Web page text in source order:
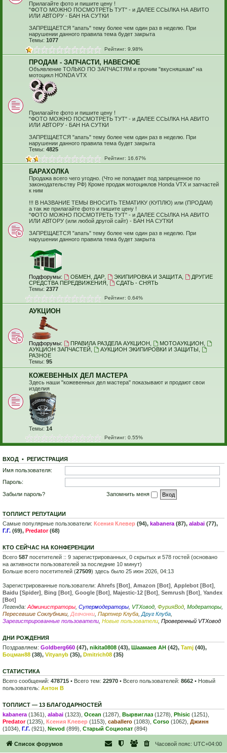
Прилагайте фото и пишите цену !
"ФОТО МОЖНО ПОСМОТРЕТЬ ТУТ" - и ДАЛЕЕ ССЫЛКА НА АВИТО
ИЛИ АВТОРУ - БАН НА СУТКИ
ЗАПРЕЩАЕТСЯ "апать" тему более чем один раз в неделю. При
нарушении данного правила тема будет закрыта
Темы: 1077
Рейтинг: 9.98%
ПРОДАМ - ЗАПЧАСТИ, НАВЕСНОЕ
Объявление ТОЛЬКО ПО ЗАПЧАСТЯМ и прочим "вкусняшкам" на
мотоцикл HONDA VTX
Прилагайте фото и пишите цену !
"ФОТО МОЖНО ПОСМОТРЕТЬ ТУТ" - и ДАЛЕЕ ССЫЛКА НА АВИТО
ИЛИ АВТОРУ - БАН НА СУТКИ
ЗАПРЕЩАЕТСЯ "апать" тему более чем один раз в неделю. При
нарушении данного правила тема будет закрыта
Темы: 4825
Рейтинг: 16.67%
БАРАХОЛКА
Продажа всего чего угодно. (Что не попадает под запрещенное по
законодательству РФ) Кроме продаж мотоциклов Honda VTX и запчастей
к ним
!!! В НАЗВАНИЕ ТЕМЫ ВНОСИТЬ ТЕМАТИКУ (КУПЛЮ) или (ПРОДАМ)
а так же прилагайте фото и пишите цену !
"ФОТО МОЖНО ПОСМОТРЕТЬ ТУТ" - и ДАЛЕЕ ССЫЛКА НА АВИТО
ИЛИ АВТОРУ (или любой другой сайт) - БАН НА СУТКИ
ЗАПРЕЩАЕТСЯ "апать" тему более чем один раз в неделю. При
нарушении данного правила тема будет закрыта
Подфорумы: ОБМЕН, ДАР, ЭКИПИРОВКА И ЗАЩИТА,
ДРУГИЕ
СРЕДСТВА ПЕРЕДВИЖЕНИЯ
СДАТЬ - СНЯТЬ
Темы: 2377
Рейтинг: 0.64%
АУКЦИОН
Подфорумы: ПРАВИЛА РАЗДЕЛА АУКЦИОН МОТОАУКЦИОН
АУКЦИОН ЗАПЧАСТЕЙ
АУКЦИОН ЭКИПИРОВКИ И ЗАЩИТЫ
РАЗНОЕ
Темы: 95
КОЖЕВЕННЫХ ДЕЛ МАСТЕРА
Здесь наши "кожевенных дел мастера" показывают и продают свои
изделия
Темы: 14
Рейтинг: 0.55%
ВХОД • РЕГИСТРАЦИЯ
Имя пользователя:
Пароль:
Забыли пароль?
Запомнить меня
ТОПЛИСТ РЕПУТАЦИИ
Самые популярные пользователи: Ксения Клевер (94), kabanera (87), alabai (77),
Г.Г. (69), Predator(68)
КТО СЕЙЧАС НА КОНФЕРЕНЦИИ
Всего 587 посетителей :: 9 зарегистрированных, 0 скрытых и 578 гостей (основано
на активности пользователей за последние 10 минут)
Больше всего посетителей (27509) здесь было 25 июн 2026, 04:13
Зарегистрированные пользователи: Ahrefs [Bot] Amazon [Bot] Applebot [Bot]
Baidu [Spider] Bing [Bot] Google [Bot] Majestic-12 [Bot] Semrush [Bot] Yandex
[Bot]
Легенда: Администраторы Супермодераторы VTXовод ФурияВод Модераторы
Пересевшие Соклубники Девчонки Партнер Клуба Друг Клуба
Зарегистрированные пользователи Новые пользователи Проверенный VTXовод
ДНИ РОЖДЕНИЯ
Поздравляем: Goldberg660 (47), nikita0808 (43), Шаамаев АН (42), Tamj (40),
Боцман88 (38), Vityanyb (35), Dmitrich08 (35)
СТАТИСТИКА
Всего сообщений: 478715 • Всего тем: 22970 • Всего пользователей: 8662 • Новый
пользователь: Антон В
ТОПЛИСТ — 13 БЛАГОДАРНОСТЕЙ
kabanera (1361), alabai (1323), Ocean (1287), Вырвиглаз (1278), Phisic (1251),
Predator(1235), Ксения Клевер (1153), caballero (1083), Corso (1062), Джинн
(1034), Г.Г. (921), Nevod (899), Старый Социопат (894)
Список форумов Часовой пояс: UTC+04:00